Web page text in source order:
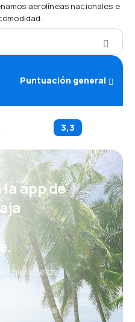
aerolíneas nacionales e
Puntuación general
BG )3,3
la app de
día: vuelos,
reservas
siempre al